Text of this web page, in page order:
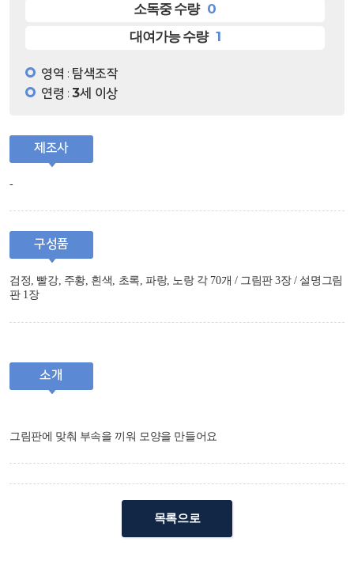
소독중 수량 0
대여가능 수량 1
영역 : 탐색조작
연령 :3세 이상
제조사
-
구성품
검정, 빨강, 주황, 흰색, 초록, 파랑, 노랑 각 70개 / 그림판 3장 / 설명그림
판 1장
소개
그림판에 맞춰 부속을 끼워 모양을 만들어요
목록으로